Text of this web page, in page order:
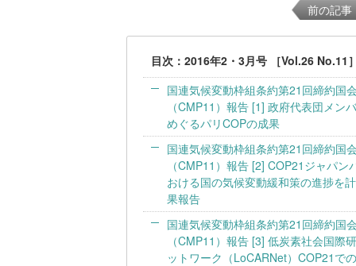
前の記事
目次：2016年2・3月号 ［Vol.26 No.11
国連気候変動枠組条約第21回締約国
（CMP11）報告 [1] 政府代表団メ
めぐるパリCOPの成果
国連気候変動枠組条約第21回締約国
（CMP11）報告 [2] COP21ジャパ
おける国の気候変動緩和策の進捗を
果報告
国連気候変動枠組条約第21回締約国
（CMP11）報告 [3] 低炭素社会国
ットワーク（LoCARNet）COP21で